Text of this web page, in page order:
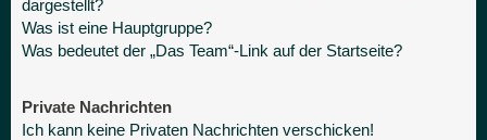
dargestellt?
Was ist eine Hauptgruppe?
Was bedeutet der „Das Team“-Link auf der Startseite?
Private Nachrichten
Ich kann keine Privaten Nachrichten verschicken!